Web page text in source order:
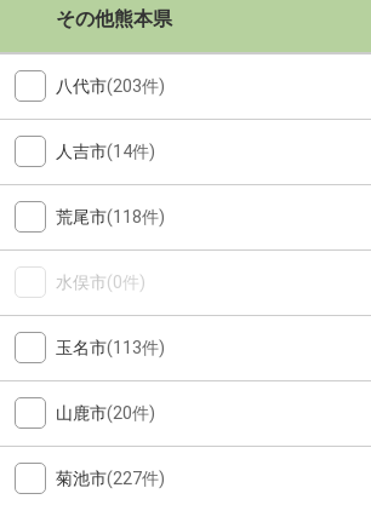
その他熊本県
八代市(203件)
人吉市(14件)
荒尾市(118件)
水俣市(0件)
玉名市(113件)
山鹿市(20件)
菊池市(227件)